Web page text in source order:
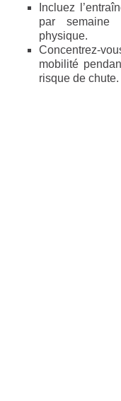
Incluez
par semaine
physique.
Concentrez-
mobilité
risque de chute.